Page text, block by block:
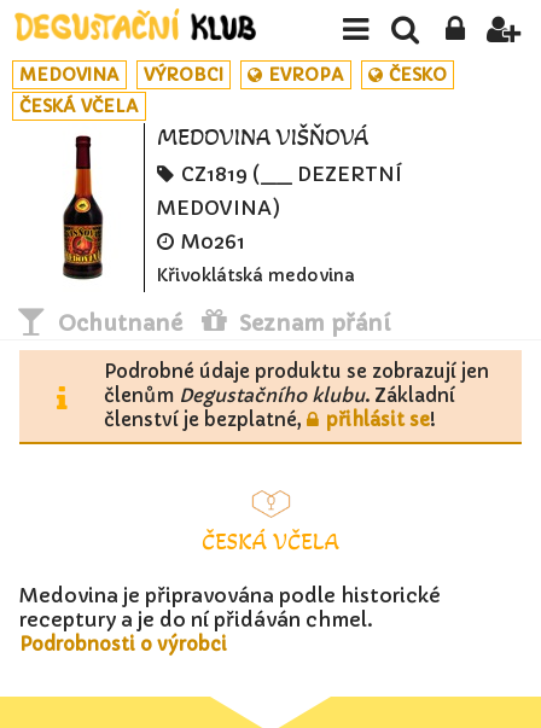
MEDOVINA VÝROBCI EVROPA
ČESKO
ČESKÁ VČELA
MEDOVINA VIŠŇOVÁ
CZ1819 (__ DEZERTNÍ
MEDOVINA)
M0261
Křivoklátská medovina
Ochutnané Seznam přání
Podrobné údaje produktu se zobrazují jen
členům Degustačního klubu. Základní
členství je bezplatné,
přihlásit se!
ČESKÁ VČELA
Medovina je připravována podle historické
receptury a je do ní přidáván chmel.
Podrobnosti o výrobci